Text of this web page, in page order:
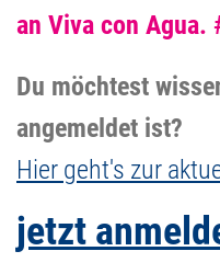
an Viva con Agua.
Du möchtest
angemeldet ist?
Hier geht's zur
jetzt